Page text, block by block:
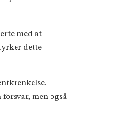
med at
dette
men også